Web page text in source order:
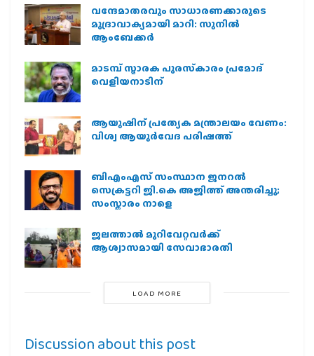
വന്ദേമാതരവും സാധാരണക്കാരുടെ
മുദ്രാവാക്യമായി മാറി: സുനിൽ
ആംബേക്കർ
മാടമ്പ് സ്മാരക പുരസ്‌കാരം പ്രമോദ്
വെളിയനാടിന്
ആയുഷിന് പ്രത്യേക മന്ത്രാലയം വേണം:
വിശ്വ ആയുര്‍വേദ പരിഷത്ത്
ബിഎംഎസ് സംസ്ഥാന ജനറൽ
സെക്രട്ടറി ജി.കെ അജിത്ത് അന്തരിച്ചു;
സംസ്കാരം നാളെ
ജലത്താല്‍ മുറിവേറ്റവര്‍ക്ക്
ആശ്വാസമായി സേവാഭാരതി
LOAD MORE
Discussion about this post